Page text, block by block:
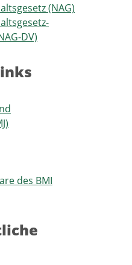
(NAG)
DV)
des BMI